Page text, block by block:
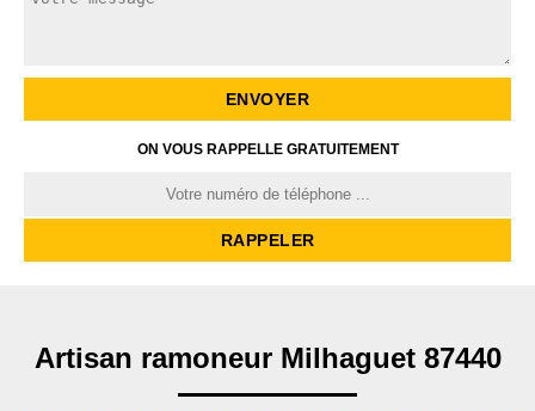
ON VOUS RAPPELLE GRATUITEMENT
Artisan ramoneur Milhaguet 87440